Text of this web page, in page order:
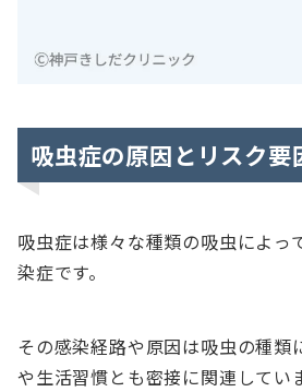
吸虫症の原因とリスク要
吸虫症は様々な種類の吸虫によっ
染症です。
その感染経路や原因は吸虫の種類
や生活習慣とも密接に関連してい